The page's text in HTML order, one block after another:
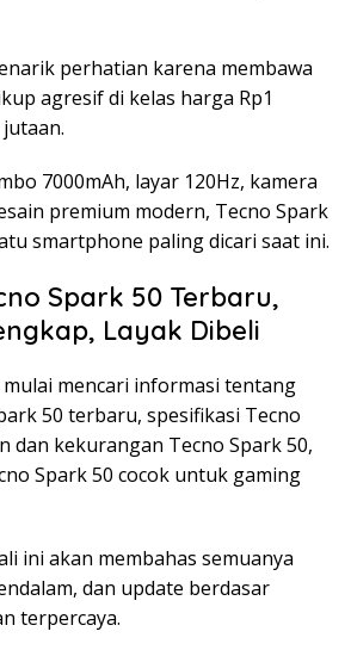
perhatian karena membawa
agresif di kelas harga Rp1
7000mAh, layar 120Hz, kamera
premium modern, Tecno Spark
smartphone paling dicari saat ini.
Spark 50 Terbaru,
Layak Dibeli
mencari informasi tentang
50 terbaru, spesifikasi Tecno
dan kekurangan Tecno Spark 50,
Spark 50 cocok untuk gaming
ini akan membahas semuanya
dan update berdasar
terpercaya.